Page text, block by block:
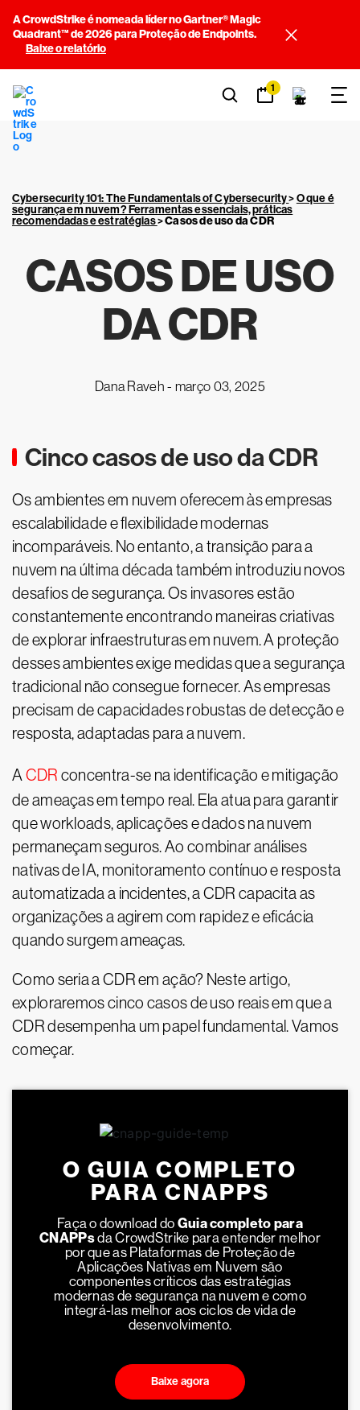
A CrowdStrike é nomeada líder no Gartner® Magic
Quadrant™ de 2026 para Proteção de Endpoints.
Baixe o relatório
1
Cybersecurity 101: The Fundamentals of Cybersecurity>O que é
segurança em nuvem? Ferramentas essenciais, práticas
recomendadas e estratégias>Casos de uso da CDR
CASOS DE USO
DA CDR
Dana Raveh - março 03, 2025
Cinco casos de uso da CDR
Os ambientes em nuvem oferecem às empresas
escalabilidade e flexibilidade modernas
incomparáveis. No entanto, a transição para a
nuvem na última década também introduziu novos
desafios de segurança. Os invasores estão
constantemente encontrando maneiras criativas
de explorar infraestruturas em nuvem. A proteção
desses ambientes exige medidas que a segurança
tradicional não consegue fornecer. As empresas
precisam de capacidades robustas de detecção e
resposta, adaptadas para a nuvem.
A CDR concentra-se na identificação e mitigação
de ameaças em tempo real. Ela atua para garantir
que workloads, aplicações e dados na nuvem
permaneçam seguros. Ao combinar análises
nativas de IA, monitoramento contínuo e resposta
automatizada a incidentes, a CDR capacita as
organizações a agirem com rapidez e eficácia
quando surgem ameaças.
Como seria a CDR em ação? Neste artigo,
exploraremos cinco casos de uso reais em que a
CDR desempenha um papel fundamental. Vamos
começar.
O GUIA COMPLETO
PARA CNAPPS
Faça o download do Guia completo para
CNAPPsda CrowdStrike para entender melhor
por que as Plataformas de Proteção de
Aplicações Nativas em Nuvem são
componentes críticos das estratégias
modernas de segurança na nuvem e como
integrá-las melhor aos ciclos de vida de
desenvolvimento.
Baixe agora